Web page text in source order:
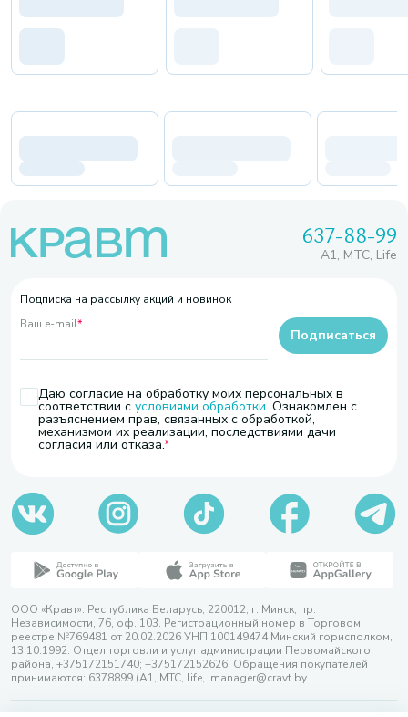
637-88-99
A1, МТС, Life
Подписка на рассылку акций и новинок
Ваш e-mail*
Даю согласие на обработку моих персональных в
соответствии с условиями обработки. Ознакомлен с
разъяснением прав, связанных с обработкой,
механизмом их реализации, последствиями дачи
согласия или отказа.
Подписаться
ООО «Кравт». Республика Беларусь, 220012, г. Минск, пр.
Независимости, 76, оф. 103. Регистрационный номер в Торговом
реестре №769481 от 20.02.2026 УНП 100149474 Минский горисполком,
13.10.1992. Отдел торговли и услуг администрации Первомайского
района, +375172151740; +375172152626. Обращения покупателей
принимаются: 6378899 (А1, МТС, life, imanager@cravt.by.